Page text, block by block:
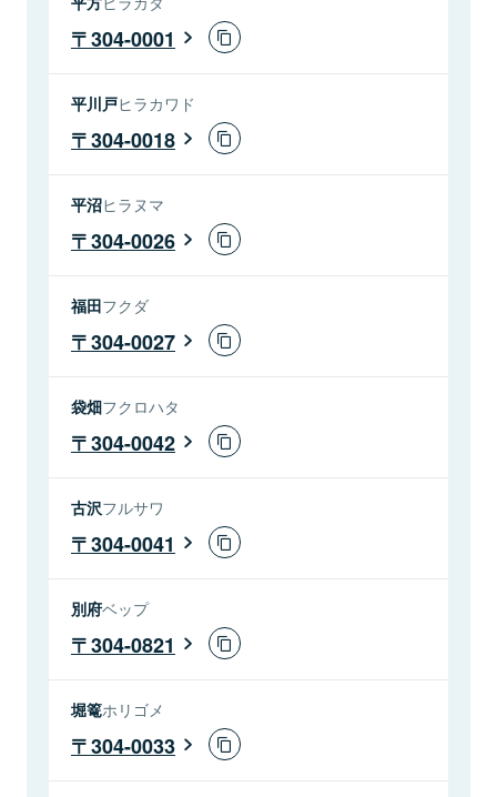
304-0001
平川戸ヒラカワド
304-0018
平沼ヒラヌマ
304-0026
福田フクダ
304-0027
袋畑フクロハタ
304-0042
古沢フルサワ
304-0041
別府ベップ
304-0821
堀篭ホリゴメ
304-0033